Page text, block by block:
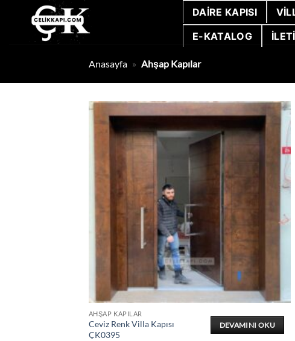
DAIRE KAPISI
E-KATALOG
Anasayfa » Ahşap Kapılar
AHŞAP KAPILAR
Ceviz Renk Villa Kapısı
ÇK0395
DEVAMINI OKU